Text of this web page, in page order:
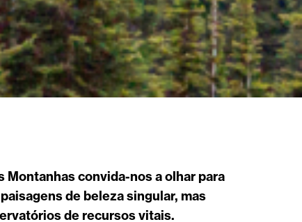
Montanhas convida-nos a olhar para
de beleza singular, mas
de recursos vitais.